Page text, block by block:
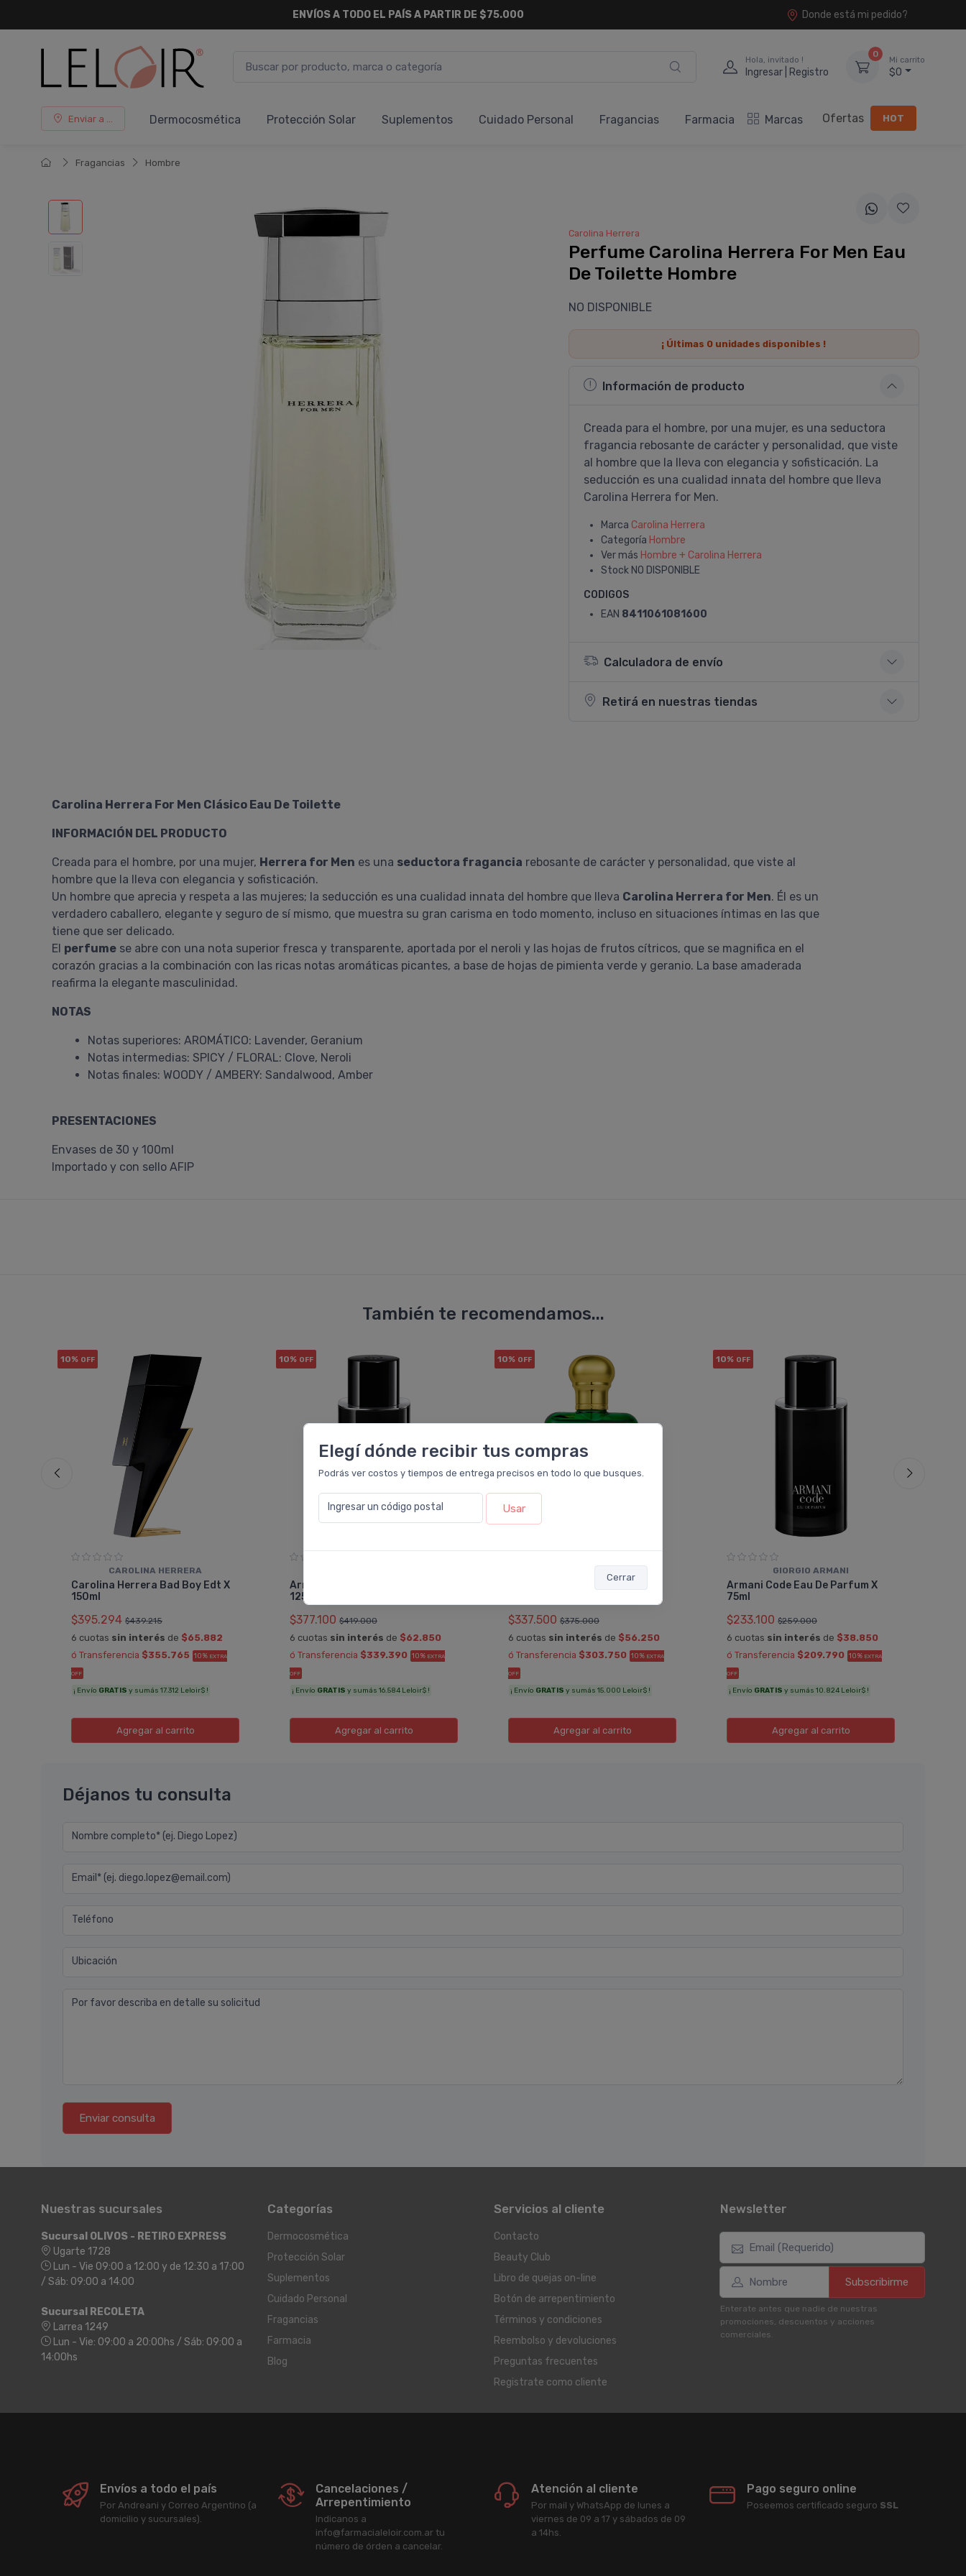
Elegí dónde recibir tus compras
Podrás ver costos y tiempos de entrega precisos en todo lo que busques.
Ingresar un código postal Usar
Cerrar
ENVÍOS A TODO EL PAÍS A PARTIR DE $75.000 Donde está mi pedido?
Hola, invitado !
Ingresar | Registro
0
Mi carrito
$0
Enviar a ... Dermocosmética Protección Solar Suplementos Cuidado Personal Fragancias Farmacia Marcas Ofertas HOT
Fragancias Hombre
Carolina Herrera
Perfume Carolina Herrera For Men Eau
De Toilette Hombre
NO DISPONIBLE
¡ Últimas 0 unidades disponibles !
Información de producto
Creada para el hombre, por una mujer, es una seductora
fragancia rebosante de carácter y personalidad, que viste
al hombre que la lleva con elegancia y sofisticación. La
seducción es una cualidad innata del hombre que lleva
Carolina Herrera for Men.
Marca Carolina Herrera
Categoría Hombre
Ver más Hombre + Carolina Herrera
Stock NO DISPONIBLE
CODIGOS
EAN 8411061081600
Calculadora de envío
Retirá en nuestras tiendas
Carolina Herrera For Men Clásico Eau De Toilette
INFORMACIÓN DEL PRODUCTO
Creada para el hombre, por una mujer, Herrera for Men es una seductora fragancia rebosante de carácter y personalidad, que viste al
hombre que la lleva con elegancia y sofisticación.
Un hombre que aprecia y respeta a las mujeres; la seducción es una cualidad innata del hombre que lleva Carolina Herrera for Men. Él es un
verdadero caballero, elegante y seguro de sí mismo, que muestra su gran carisma en todo momento, incluso en situaciones íntimas en las que
tiene que ser delicado.
El perfume se abre con una nota superior fresca y transparente, aportada por el neroli y las hojas de frutos cítricos, que se magnifica en el
corazón gracias a la combinación con las ricas notas aromáticas picantes, a base de hojas de pimienta verde y geranio. La base amaderada
reafirma la elegante masculinidad.
NOTAS
Notas superiores: AROMÁTICO: Lavender, Geranium
Notas intermedias: SPICY / FLORAL: Clove, Neroli
Notas finales: WOODY / AMBERY: Sandalwood, Amber
PRESENTACIONES
Envases de 30 y 100ml
Importado y con sello AFIP
También te recomendamos...
10% OFF
CAROLINA HERRERA
Carolina Herrera Bad Boy Edt X
150ml
$395.294 $439.215
6 cuotas sin interés de $65.882
ó Transferencia $355.765 10% EXTRA
OFF
¡ Envío GRATIS y sumás 17.312 Leloir$ !
Agregaral carrito
10% OFF
Armani Code Eau De Parfum X
125ml
$377.100 $419.000
6 cuotas sin interés de $62.850
ó Transferencia $339.390 10% EXTRA
OFF
¡ Envío GRATIS y sumás 16.584 Leloir$ !
Agregaral carrito
10% OFF
$337.500 $375.000
6 cuotas sin interés de $56.250
ó Transferencia $303.750 10% EXTRA
OFF
¡ Envío GRATIS y sumás 15.000 Leloir$ !
Agregaral carrito
10% OFF
GIORGIO ARMANI
Armani Code Eau De Parfum X
75ml
$233.100 $259.000
6 cuotas sin interés de $38.850
ó Transferencia $209.790 10% EXTRA
OFF
¡ Envío GRATIS y sumás 10.824 Leloir$ !
Agregaral carrito
Déjanos tu consulta
Nombre completo* (ej. Diego Lopez)
Email* (ej. diego.lopez@email.com)
Teléfono
Ubicación
Por favor describa en detalle su solicitud
Enviar consulta
Nuestras sucursales
Sucursal OLIVOS - RETIRO EXPRESS
Ugarte 1728
Lun - Vie 09:00 a 12:00 y de 12:30 a 17:00
/ Sáb: 09:00 a 14:00
Sucursal RECOLETA
Larrea 1249
Lun - Vie: 09:00 a 20:00hs / Sáb: 09:00 a
14:00hs
Categorías
Dermocosmética
Protección Solar
Suplementos
Cuidado Personal
Fragancias
Farmacia
Blog
Servicios al cliente
Contacto
Beauty Club
Libro de quejas on-line
Botón de arrepentimiento
Términos y condiciones
Reembolso y devoluciones
Preguntas frecuentes
Registrate como cliente
Newsletter
Subscribirme
Enterate antes que nadie de nuestras
promociones, descuentos y acciones
comerciales.
Envíos a todo el país
Por Andreani y Correo Argentino (a
domicilio y sucursales).
Cancelaciones /
Arrepentimiento
Indicanos a
info@farmacialeloir.com.ar tu
número de órden a cancelar.
Atención al cliente
Por mail y WhatsApp de lunes a
viernes de 09 a 17 y sábados de 09
a 14hs.
Pago seguro online
Poseemos certificado seguro SSL